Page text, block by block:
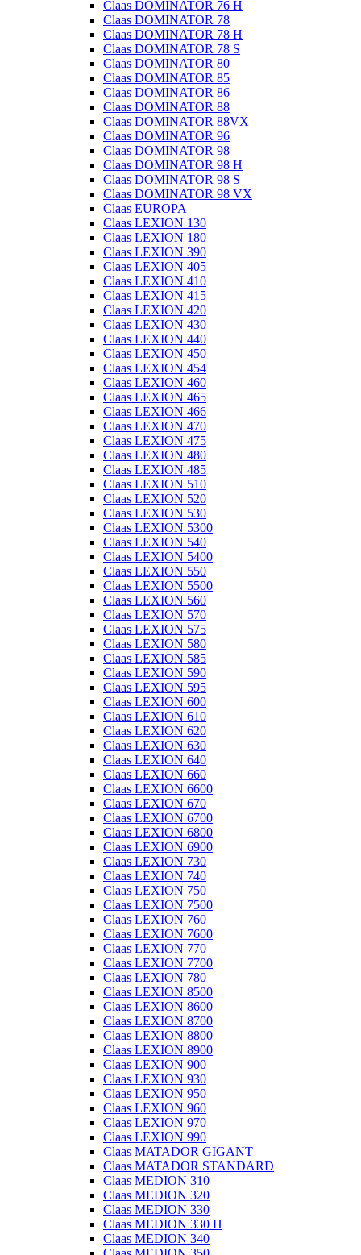
Claas DOMINATOR 76 H
Claas DOMINATOR 78
Claas DOMINATOR 78 H
Claas DOMINATOR 78 S
Claas DOMINATOR 80
Claas DOMINATOR 85
Claas DOMINATOR 86
Claas DOMINATOR 88
Claas DOMINATOR 88VX
Claas DOMINATOR 96
Claas DOMINATOR 98
Claas DOMINATOR 98 H
Claas DOMINATOR 98 S
Claas DOMINATOR 98 VX
Claas EUROPA
Claas LEXION 130
Claas LEXION 180
Claas LEXION 390
Claas LEXION 405
Claas LEXION 410
Claas LEXION 415
Claas LEXION 420
Claas LEXION 430
Claas LEXION 440
Claas LEXION 450
Claas LEXION 454
Claas LEXION 460
Claas LEXION 465
Claas LEXION 466
Claas LEXION 470
Claas LEXION 475
Claas LEXION 480
Claas LEXION 485
Claas LEXION 510
Claas LEXION 520
Claas LEXION 530
Claas LEXION 5300
Claas LEXION 540
Claas LEXION 5400
Claas LEXION 550
Claas LEXION 5500
Claas LEXION 560
Claas LEXION 570
Claas LEXION 575
Claas LEXION 580
Claas LEXION 585
Claas LEXION 590
Claas LEXION 595
Claas LEXION 600
Claas LEXION 610
Claas LEXION 620
Claas LEXION 630
Claas LEXION 640
Claas LEXION 660
Claas LEXION 6600
Claas LEXION 670
Claas LEXION 6700
Claas LEXION 6800
Claas LEXION 6900
Claas LEXION 730
Claas LEXION 740
Claas LEXION 750
Claas LEXION 7500
Claas LEXION 760
Claas LEXION 7600
Claas LEXION 770
Claas LEXION 7700
Claas LEXION 780
Claas LEXION 8500
Claas LEXION 8600
Claas LEXION 8700
Claas LEXION 8800
Claas LEXION 8900
Claas LEXION 900
Claas LEXION 930
Claas LEXION 950
Claas LEXION 960
Claas LEXION 970
Claas LEXION 990
Claas MATADOR GIGANT
Claas MATADOR STANDARD
Claas MEDION 310
Claas MEDION 320
Claas MEDION 330
Claas MEDION 330 H
Claas MEDION 340